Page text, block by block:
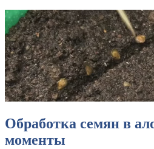
Обработка семян в
моменты